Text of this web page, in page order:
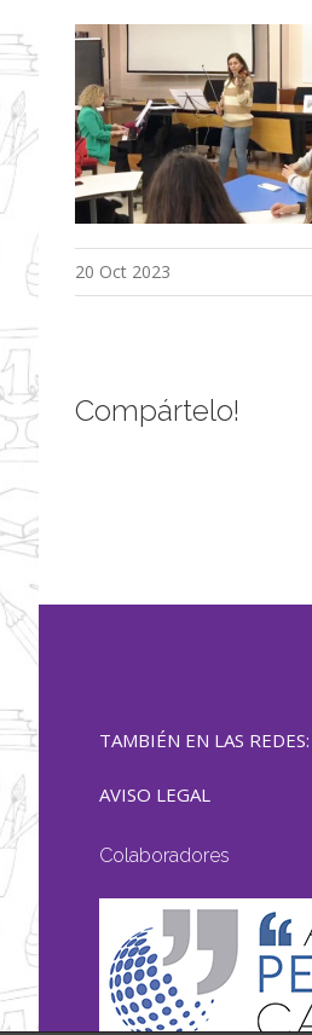
20 Oct 2023
Compártelo!
TAMBIÉN EN LAS REDES:
AVISO LEGAL
Colaboradores